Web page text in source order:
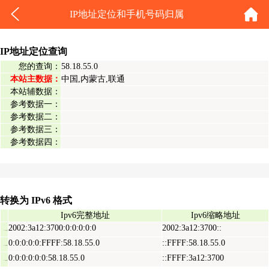
IP地址定位和手机号码归属
IP地址定位查询
您的查询： 58.18.55.0
本站主数据： 中国,内蒙古,联通
本站辅数据：
参考数据一：
参考数据二：
参考数据三：
参考数据四：
转换为 IPv6 格式
Ipv6完整地址 Ipv6缩略地址
2002:3a12:3700:0:0:0:0:0 2002:3a12:3700::
0:0:0:0:0:FFFF:58.18.55.0 ::FFFF:58.18.55.0
0:0:0:0:0:0:58.18.55.0 ::FFFF:3a12:3700